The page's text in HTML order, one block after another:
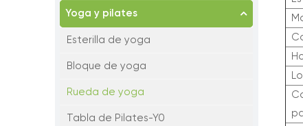
Yoga y pilates
Esterilla de yoga
Bloque de yoga
Rueda de yoga
Tabla de Pilates-Y0